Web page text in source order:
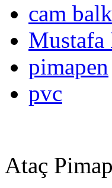
cam
Mustafa
pimapen
pvc
Ataç